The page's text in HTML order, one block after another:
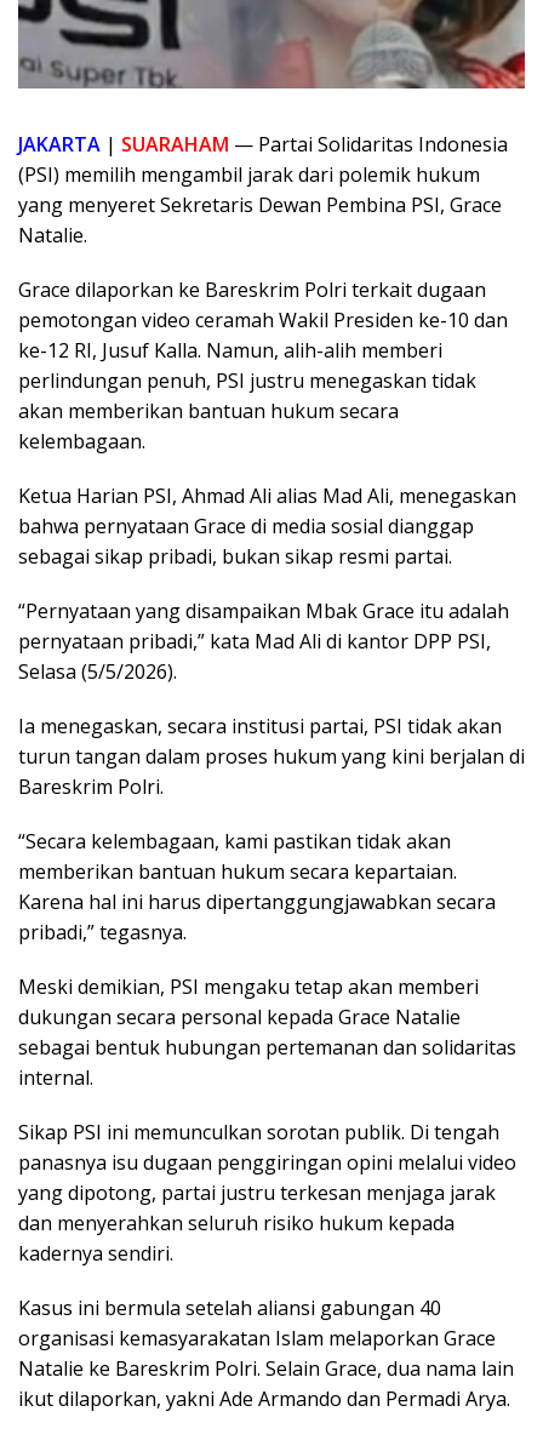
JAKARTA | SUARAHAM — Partai Solidaritas Indonesia
(PSI) memilih mengambil jarak dari polemik hukum
yang menyeret Sekretaris Dewan Pembina PSI, Grace
Natalie.
Grace dilaporkan ke Bareskrim Polri terkait dugaan
pemotongan video ceramah Wakil Presiden ke-10 dan
ke-12 RI, Jusuf Kalla. Namun, alih-alih memberi
perlindungan penuh, PSI justru menegaskan tidak
akan memberikan bantuan hukum secara
kelembagaan.
Ketua Harian PSI, Ahmad Ali alias Mad Ali, menegaskan
bahwa pernyataan Grace di media sosial dianggap
sebagai sikap pribadi, bukan sikap resmi partai.
“Pernyataan yang disampaikan Mbak Grace itu adalah
pernyataan pribadi,” kata Mad Ali di kantor DPP PSI,
Selasa (5/5/2026).
Ia menegaskan, secara institusi partai, PSI tidak akan
turun tangan dalam proses hukum yang kini berjalan di
Bareskrim Polri.
“Secara kelembagaan, kami pastikan tidak akan
memberikan bantuan hukum secara kepartaian.
Karena hal ini harus dipertanggungjawabkan secara
pribadi,” tegasnya.
Meski demikian, PSI mengaku tetap akan memberi
dukungan secara personal kepada Grace Natalie
sebagai bentuk hubungan pertemanan dan solidaritas
internal.
Sikap PSI ini memunculkan sorotan publik. Di tengah
panasnya isu dugaan penggiringan opini melalui video
yang dipotong, partai justru terkesan menjaga jarak
dan menyerahkan seluruh risiko hukum kepada
kadernya sendiri.
Kasus ini bermula setelah aliansi gabungan 40
organisasi kemasyarakatan Islam melaporkan Grace
Natalie ke Bareskrim Polri. Selain Grace, dua nama lain
ikut dilaporkan, yakni Ade Armando dan Permadi Arya.